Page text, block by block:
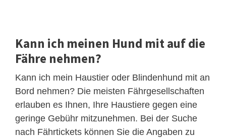
Kann ich meinen Hund mit auf die
Fähre nehmen?
Kann ich mein Haustier oder Blindenhund mit an
Bord nehmen? Die meisten Fährgesellschaften
erlauben es Ihnen, Ihre Haustiere gegen eine
geringe Gebühr mitzunehmen. Bei der Suche
nach Fährtickets können Sie die Angaben zu